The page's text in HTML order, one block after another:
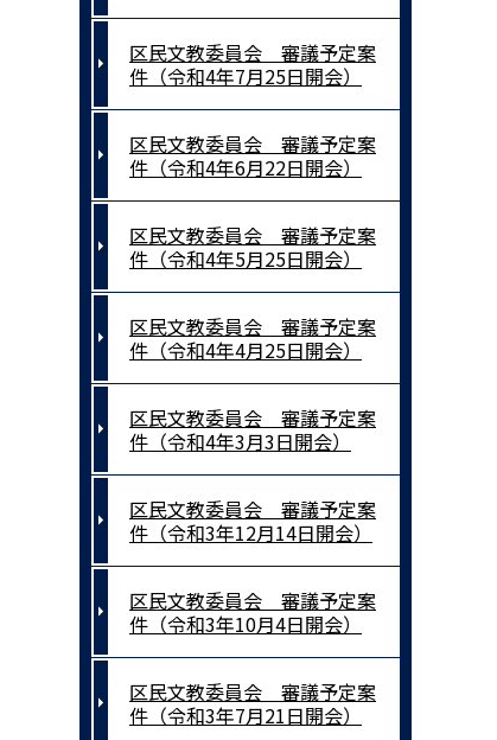
区民文教委員会 審議予定案
件（令和4年7月25日開会）
区民文教委員会 審議予定案
件（令和4年6月22日開会）
区民文教委員会 審議予定案
件（令和4年5月25日開会）
区民文教委員会 審議予定案
件（令和4年4月25日開会）
区民文教委員会 審議予定案
件（令和4年3月3日開会）
区民文教委員会 審議予定案
件（令和3年12月14日開会）
区民文教委員会 審議予定案
件（令和3年10月4日開会）
区民文教委員会 審議予定案
件（令和3年7月21日開会）